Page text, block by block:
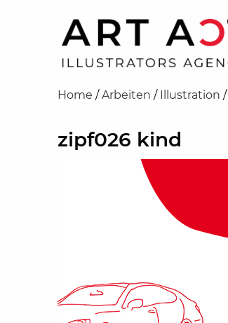
Home /Arbeiten / Illustration /
zipf026 kind